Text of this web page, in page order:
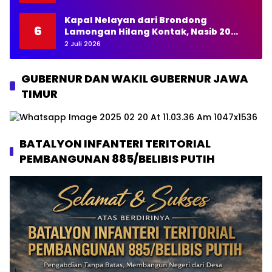
6
Kapal Nelayan dari Brondong
Lamongan Hilang Kontak, Nasib 20
Awak Masih Dicari
2 Juli 2026
GUBERNUR DAN WAKIL GUBERNUR JAWA
TIMUR
BATALYON INFANTERI TERITORIAL
PEMBANGUNAN 885/BELIBIS PUTIH